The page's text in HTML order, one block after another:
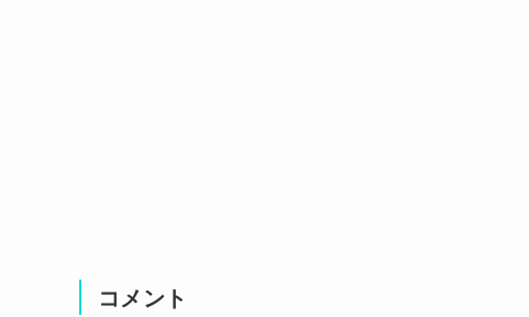
コメント